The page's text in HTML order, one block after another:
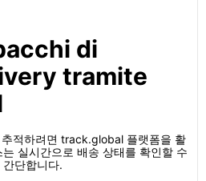
di
tramite
적하려면 track.global 플랫폼을 활
실시간으로 배송 상태를 확인할 수
단합니다.